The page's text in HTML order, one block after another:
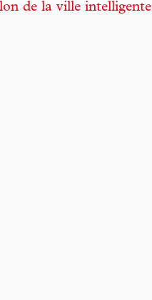
de la ville intelligente